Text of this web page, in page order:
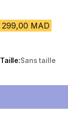
299,00 MAD
Taille:Sans taille